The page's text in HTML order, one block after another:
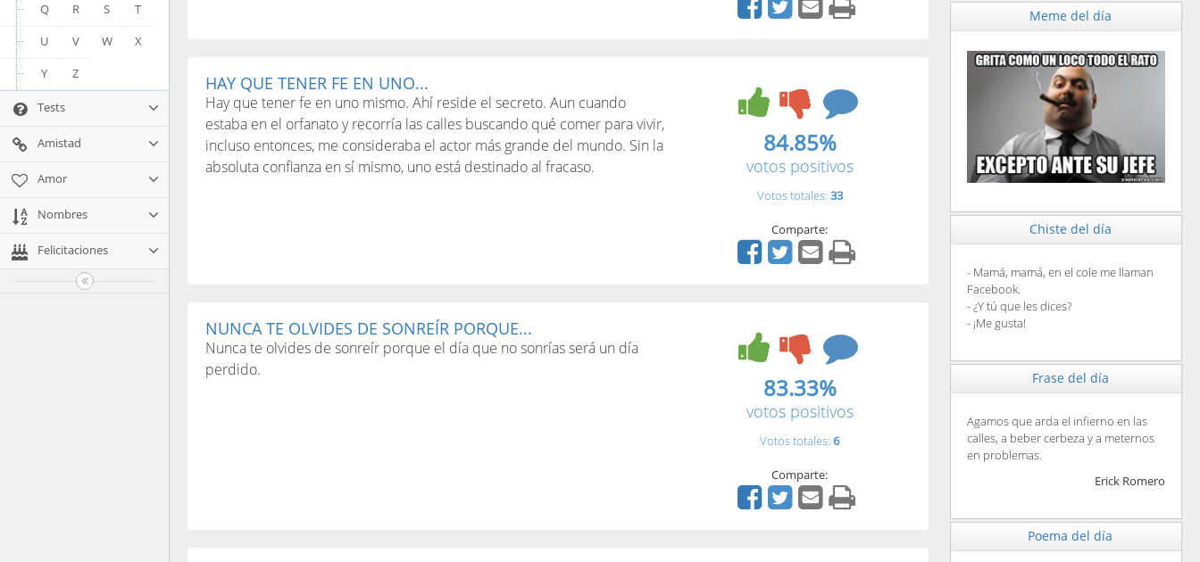
Q
R S
T
U
V W
X
Y
Z
Tests
Amistad
Amor
Nombres
Felicitaciones
HAY QUE TENER FE EN UNO...
Hay que tener fe en uno mismo. Ahí reside el secreto. Aun cuando
estaba en el orfanato y recorría las calles buscando qué comer para vivir,
incluso entonces, me consideraba el actor más grande del mundo. Sin la
absoluta confianza en sí mismo, uno está destinado al fracaso.
84.85%
votos positivos
Votos totales: 33
Comparte:
NUNCA TE OLVIDES DE SONREÍR PORQUE...
Nunca te olvides de sonreír porque el día que no sonrías será un día
perdido.
83.33%
votos positivos
Votos totales: 6
Comparte:
Meme del día
Chiste del día
- Mamá, mamá, en el cole me llaman
Facebook.
- ¿Y tú que les dices?
- ¡Me gusta!
Frase del día
Agamos que arda el infierno en las
calles, a beber cerbeza y a meternos
en problemas.
Erick Romero
Poema del día